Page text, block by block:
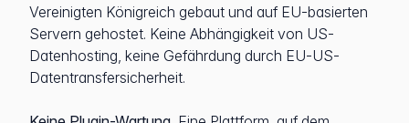
Vereinigten Königreich gebaut und auf EU-basierten
Servern gehostet. Keine Abhängigkeit von US-
Datenhosting, keine Gefährdung durch EU-US-
Datentransfersicherheit.